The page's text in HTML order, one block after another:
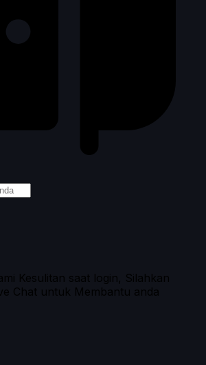
Kesulitan saat login, Silahkan
Chat untuk Membantu anda